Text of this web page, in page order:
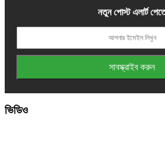
নতুন পোস্ট এলার্ট
ভিডিও